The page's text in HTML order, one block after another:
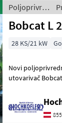
bitten wir Sie um
Konta
Poljoprivredni
motorni
strojevi /
Bobcat L
28 KS/21 kW
Novi
utovarivač
utovarivač
Kabina s
Joystick - Klima